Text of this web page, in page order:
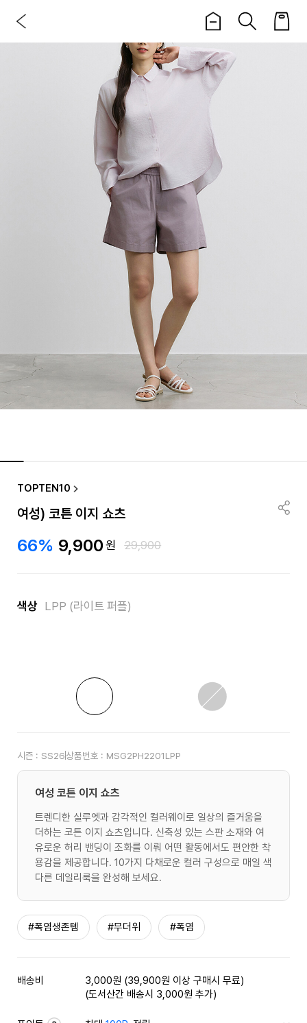
TOPTEN10
여성) 코튼 이지 쇼츠
66% 9,900원 29,900
색상 LPP (라이트 퍼플)
시즌 : SS26상품번호 : MSG2PH2201LPP
여성 코튼 이지 쇼츠
트렌디한 실루엣과 감각적인 컬러웨이로 일상의 즐거움을
더하는 코튼 이지 쇼츠입니다. 신축성 있는 스판 소재와 여
유로운 허리 밴딩이 조화를 이뤄 어떤 활동에서도 편안한 착
용감을 제공합니다. 10가지 다채로운 컬러 구성으로 매일 색
다른 데일리룩을 완성해 보세요.
#폭염생존템 #무더위 #폭염
배송비
3,000원 (39,900원 이상 구매시 무료)
(도서산간 배송시 3,000원 추가)